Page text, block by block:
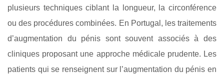
plusieurs techniques ciblant la longueur, la circonférence
ou des procédures combinées. En Portugal, les traitements
d’augmentation du pénis sont souvent associés à des
cliniques proposant une approche médicale prudente. Les
patients qui se renseignent sur l’augmentation du pénis en